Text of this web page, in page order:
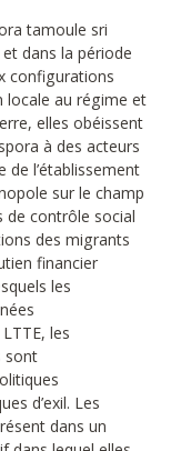
tamoule sri
dans la période
configurations
locale au régime et
elles obéissent
à des acteurs
de l’établissement
sur le champ
de contrôle social
des migrants
financier
les
les
sont
d’exil. Les
dans un